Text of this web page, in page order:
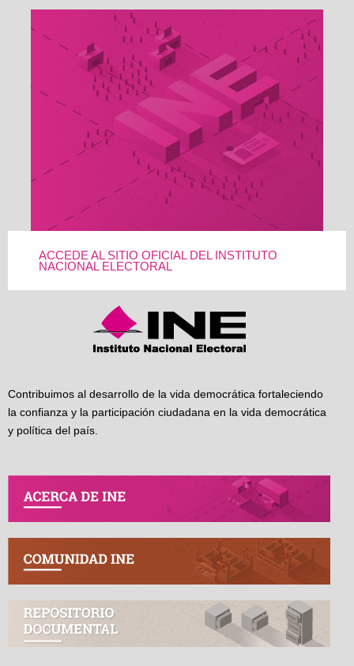
ACCEDE AL SITIO OFICIAL DEL INSTITUTO
NACIONAL ELECTORAL
Contribuimos al desarrollo de la vida democrática fortaleciendo
la confianza y la participación ciudadana en la vida democrática
y política del país.